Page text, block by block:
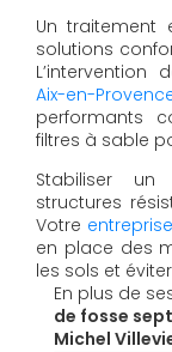
Un traitement
solutions
L’intervention
Aix-en-
performants
filtres à sable
Stabiliser
structures
Votre
en place des
les sols et
En plus de
de fosse
Michel